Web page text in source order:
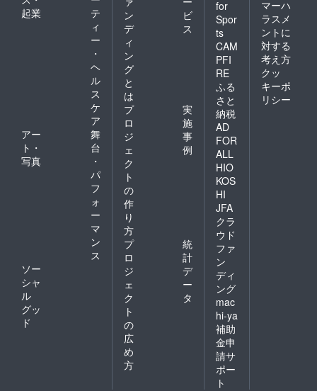
起業
テ
ィ
ー
・
ヘ
ル
ス
ケ
ア
アー
ト・
写真
舞
台
・
パ
フ
ォ
ー
マ
ン
ス
ソー
シャ
ル
グッ
ド
ン
デ
ィ
ン
グ
と
は
ビ
ス
プ
ロ
ジ
ェ
ク
ト
の
作
り
方
実
施
事
例
プ
ロ
ジ
ェ
ク
ト
の
広
め
方
統
計
デ
ー
タ
for
Spor
ts
CAM
PFI
RE
ふる
さと
納税
AD
FOR
ALL
HIO
KOS
HI
JFA
クラ
ウド
ファ
ン
ディ
ング
mac
hi-ya
補助
金申
請サ
ポー
ト
マーハ
ラスメ
ントに
対する
考え方
クッ
キーポ
リシー